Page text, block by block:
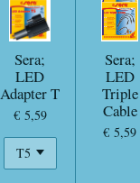
Sera;
LED
Adapter T
€ 5,59
Sera;
LED
Triple
Cable
€ 5,59